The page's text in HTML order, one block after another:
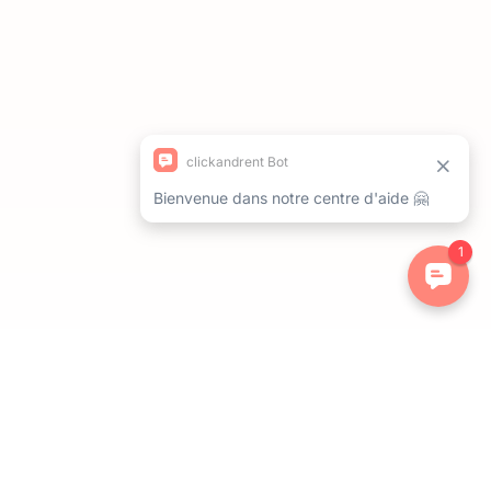
Personnalisez vos préférences pour contrôler la manière dont